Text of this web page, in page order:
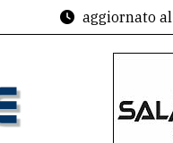
aggiornato al